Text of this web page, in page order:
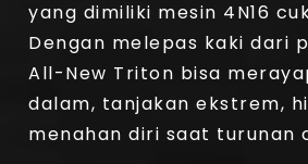
yang dimiliki mesin 4N16
Dengan melepas kaki dari
All-New Triton bisa
dalam, tanjakan ekstrem,
menahan diri saat turunan